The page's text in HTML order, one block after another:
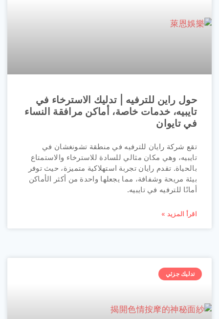
حول راين للترفيه | تدليك الاسترخاء في
تايبيه، خدمات خاصة، أماكن مرافقة النساء
في تايوان
تقع شركة رايان للترفيه في منطقة تشونغشان في
تايبيه، وهي مكان مثالي للسادة للاسترخاء والاستمتاع
بالحياة. تقدم رايان تجربة استهلاكية متميزة، حيث توفر
بيئة مريحة وشفافة، مما يجعلها واحدة من أكثر الأماكن
أمانًا للترفيه في تايبيه.
اقرأ المزيد »
تدليك جزئي